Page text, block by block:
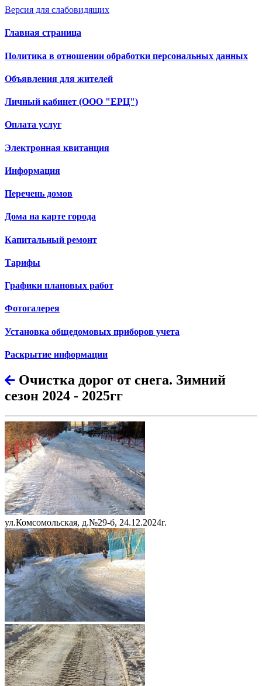
Версия для слабовидящих
Главная страница
Политика в отношении обработки персональных данных
Объявления для жителей
Личный кабинет (ООО "ЕРЦ")
Оплата услуг
Электронная квитанция
Информация
Перечень домов
Дома на карте города
Капитальный ремонт
Тарифы
Графики плановых работ
Фотогалерея
Установка общедомовых приборов учета
Раскрытие информации
Очистка дорог от снега. Зимний
сезон 2024 - 2025гг
ул.Комсомольская, д.№29-б, 24.12.2024г.